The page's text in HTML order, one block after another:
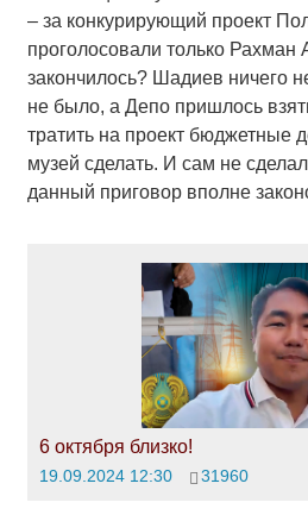
– за конкурирующий проект
проголосовали только
закончилось? Шадиев ничего
не было, а Депо пришлось
тратить на проект бюджетные
музей сделать. И сам не
данный приговор вполне
6 октября близко!
19.09.2024 12:30 31960